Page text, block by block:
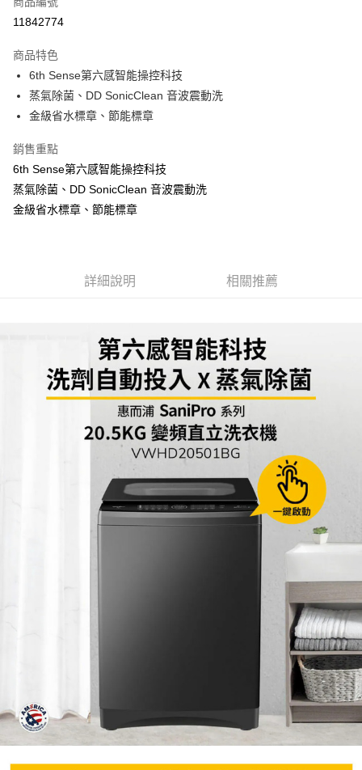
LINE Pay
悠遊付
ATM付款
運送方式
宅配
每筆NT$100，滿NT$1,000(含以上)免運費
貨到付現給宅配司機 (大家電需貨到付款服務 請電洽0977103621)
11842774
商品特色
6th Sense第六感智能操控科技
蒸氣除菌、DD SonicClean 音波震動洗
金級省水標章、節能標章
銷售重點
6th Sense第六感智能操控科技
蒸氣除菌、DD SonicClean 音波震動洗
金級省水標章、節能標章
詳細說明 相關推薦